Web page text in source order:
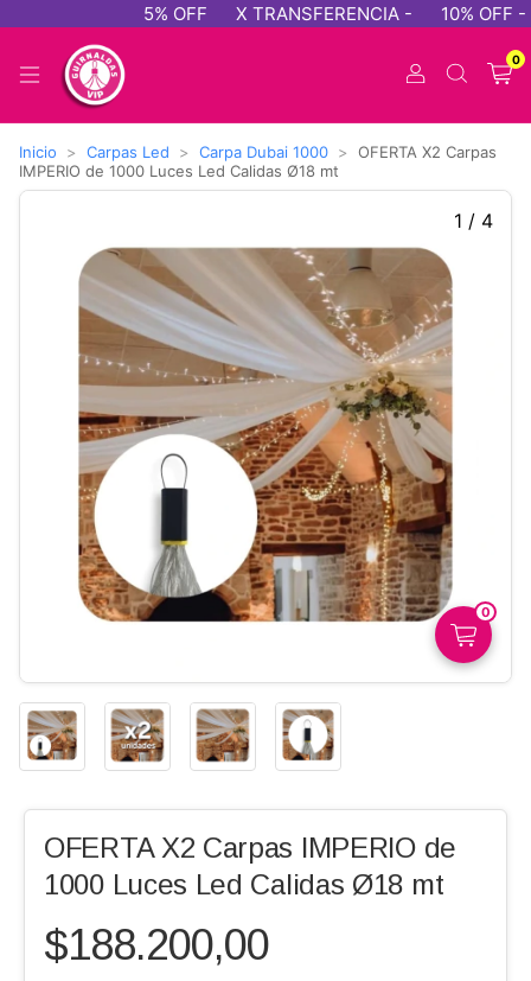
5% OFF X TRANSFERENCIA - 10% OFF -
0
Inicio > Carpas Led > Carpa Dubai 1000 >
OFERTA X2 Carpas
IMPERIO de 1000 Luces Led Calidas Ø18 mt
1 / 4
0
OFERTA X2 Carpas IMPERIO de
1000 Luces Led Calidas Ø18 mt
$188.200,00